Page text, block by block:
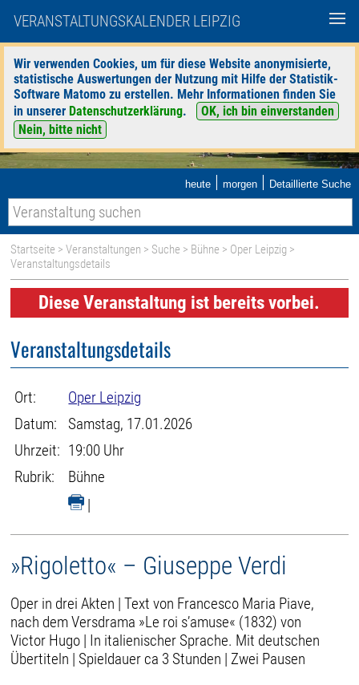
VERANSTALTUNGSKALENDER LEIPZIG
Wir verwenden Cookies, um für diese Website anonymisierte,
statistische Auswertungen der Nutzung mit Hilfe der Statistik-
Software Matomo zu erstellen. Mehr Informationen finden Sie
in unserer Datenschutzerklärung.
OK, ich bin einverstanden
Nein, bitte nicht
heute | morgen | Detaillierte Suche
Startseite >Veranstaltungen > Suche > Bühne > Oper Leipzig >
Veranstaltungsdetails
Diese Veranstaltung ist bereits vorbei.
Veranstaltungsdetails
Ort:
Oper Leipzig
Datum:
Samstag, 17.01.2026
Uhrzeit: 19:00 Uhr
Rubrik:
Bühne
|
»Rigoletto« – Giuseppe Verdi
Oper in drei Akten | Text von Francesco Maria Piave,
nach dem Versdrama »Le roi s’amuse« (1832) von
Victor Hugo | In italienischer Sprache. Mit deutschen
Übertiteln | Spieldauer ca 3 Stunden | Zwei Pausen